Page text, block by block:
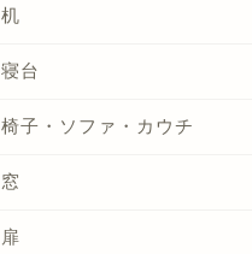
机
寝台
椅子・ソファ・カウチ
窓
扉